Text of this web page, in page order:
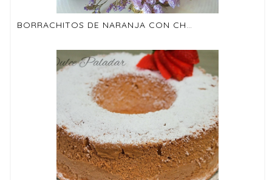
BORRACHITOS DE NARANJA CON CHOCOLATE